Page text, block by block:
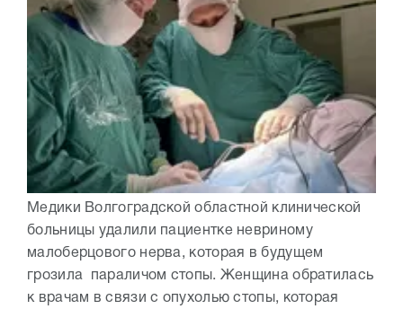
Медики Волгоградской областной клинической
больницы удалили пациентке невриному
малоберцового нерва, которая в будущем
грозила параличом стопы. Женщина обратилась
к врачам в связи с опухолью стопы, которая